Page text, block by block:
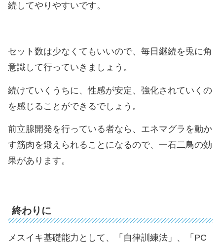
続してやりやすいです。
セット数は少なくてもいいので、毎日継続を兎に角
意識して行っていきましょう。
続けていくうちに、性感が安定、強化されていくの
を感じることができるでしょう。
前立腺開発を行っている者なら、エネマグラを動か
す筋肉を鍛えられることになるので、一石二鳥の効
果があります。
終わりに
メスイキ基礎能力として、「自律訓練法」、「PC